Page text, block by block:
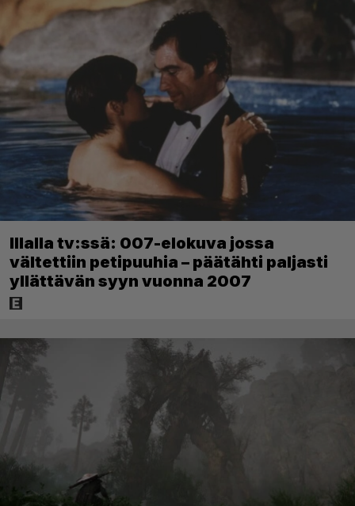
Illalla tv:ssä: 007-elokuva jossa
vältettiin petipuuhia – päätähti paljasti
yllättävän syyn vuonna 2007